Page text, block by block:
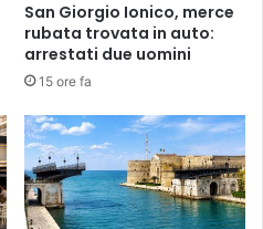
San Giorgio Ionico, merce
rubata trovata in auto:
arrestati due uomini
15 ore fa